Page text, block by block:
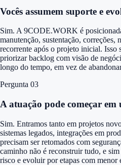
Vocês assumem suporte e
Sim. A 9CODE.WORK é
manutenção, sustentação, correções,
recorrente após o projeto inicial. Isso
priorizar backlog com visão de
longo do tempo, em vez de
Pergunta 03
A atuação pode começar em
Sim. Entramos tanto em projetos
sistemas legados, integrações em
precisam ser retomados com
caminho não é reconstruir tudo, e
risco e evoluir por etapas com menor